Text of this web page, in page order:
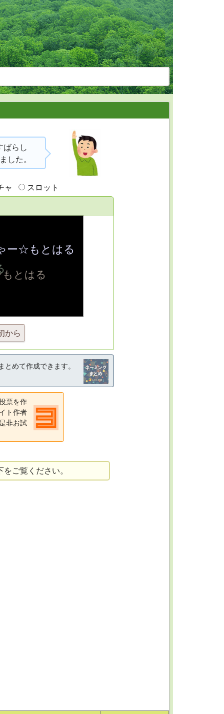
ばらし
した。
ャ スロット
から
めて作成できます。
票を作
ト作者
非お試
ご覧ください。